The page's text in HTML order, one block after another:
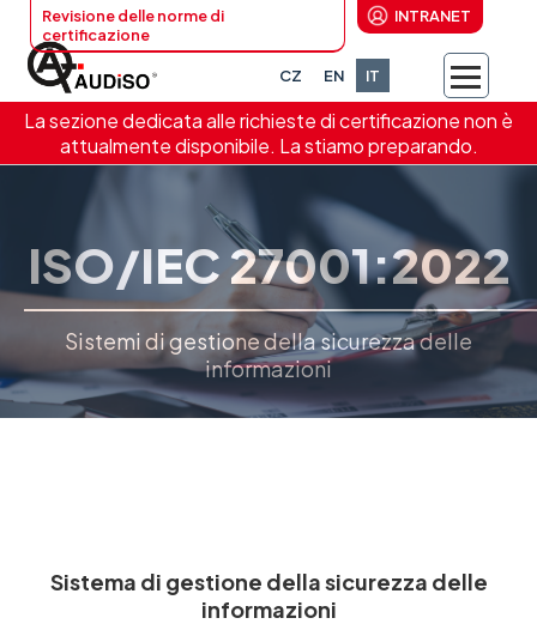
Revisione delle norme di
certificazione
INTRANET
CZ EN IT
La sezione dedicata alle richieste di certificazione non è
attualmente disponibile. La stiamo preparando.
ISO/IEC 27001:2022
Sistemi di gestione della sicurezza delle
informazioni
Sistema di gestione della sicurezza delle
informazioni